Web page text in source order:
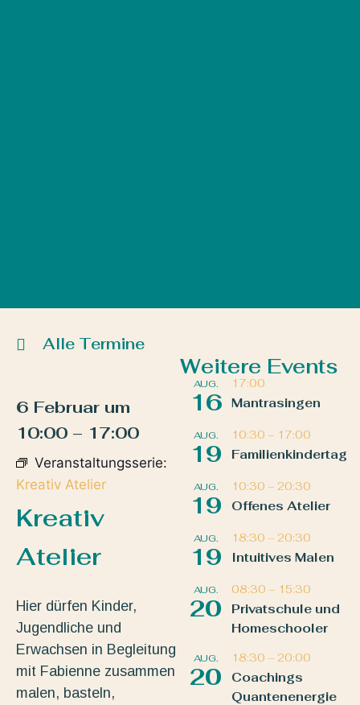
Alle Termine
6 Februar um
10:00 – 17:00
Veranstaltungsserie:
Kreativ Atelier
Kreativ
Atelier
Hier dürfen Kinder,
Jugendliche und
Erwachsen in Begleitung
mit Fabienne zusammen
malen, basteln,
Weitere Events
AUG.
16
17:00
Mantrasingen
AUG.
19
10:30 – 17:00
Familienkindertag
AUG.
19
10:30 – 20:30
Offenes Atelier
AUG.
19
18:30 – 20:30
Intuitives Malen
AUG.
20
08:30 – 15:30
Privatschule und
Homeschooler
AUG.
20
18:30 – 20:00
Coachings
Quantenenergie